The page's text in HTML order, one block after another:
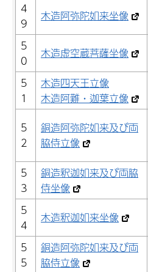
4
9
木造阿弥陀如来坐像
5
0
木造虚空蔵菩薩坐像
5
1
木造四天王立像
木造阿難・迦葉立像
5
2
銅造阿弥陀如来及び両
脇侍立像
5
3
銅造釈迦如来及び両脇
侍坐像
5
4
木造釈迦如来坐像
5
5
銅造阿弥陀如来及び両
脇侍立像